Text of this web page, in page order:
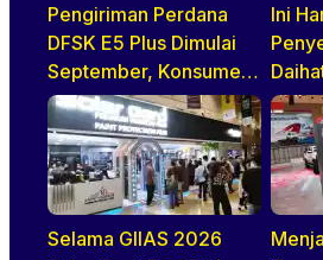
Pengiriman Perdana
DFSK E5 Plus Dimulai
September, Konsumen
Diajak Tur Pabrik
Ini
Selama GIIAS 2026